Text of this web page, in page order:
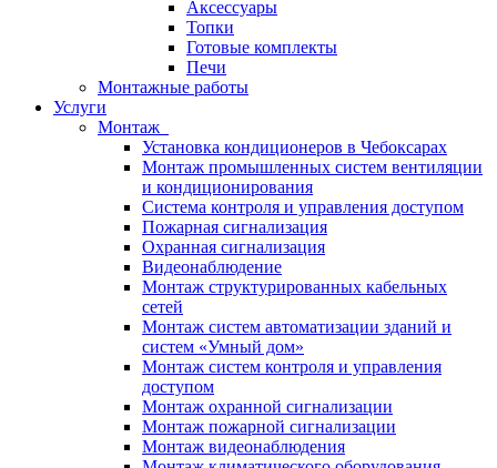
Аксессуары
Топки
Готовые комплекты
Печи
Монтажные работы
Услуги
Монтаж
Установка кондиционеров в Чебоксарах
Монтаж промышленных систем вентиляции
и кондиционирования
Система контроля и управления доступом
Пожарная сигнализация
Охранная сигнализация
Видеонаблюдение
Монтаж структурированных кабельных
сетей
Монтаж систем автоматизации зданий и
систем «Умный дом»
Монтаж систем контроля и управления
доступом
Монтаж охранной сигнализации
Монтаж пожарной сигнализации
Монтаж видеонаблюдения